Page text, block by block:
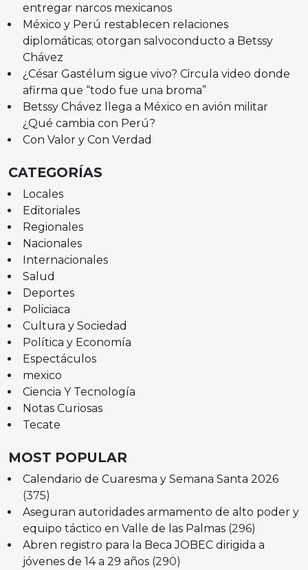
entregar narcos mexicanos
México y Perú restablecen relaciones
diplomáticas; otorgan salvoconducto a Betssy
Chávez
¿César Gastélum sigue vivo? Circula video donde
afirma que “todo fue una broma”
Betssy Chávez llega a México en avión militar
¿Qué cambia con Perú?
Con Valor y Con Verdad
CATEGORÍAS
Locales
Editoriales
Regionales
Nacionales
Internacionales
Salud
Deportes
Policiaca
Cultura y Sociedad
Política y Economía
Espectáculos
mexico
Ciencia Y Tecnología
Notas Curiosas
Tecate
MOST POPULAR
Calendario de Cuaresma y Semana Santa 2026
(375)
Aseguran autoridades armamento de alto poder y
equipo táctico en Valle de las Palmas (296)
Abren registro para la Beca JOBEC dirigida a
jóvenes de 14 a 29 años (290)